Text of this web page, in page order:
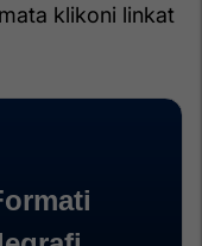
klikoni linkat